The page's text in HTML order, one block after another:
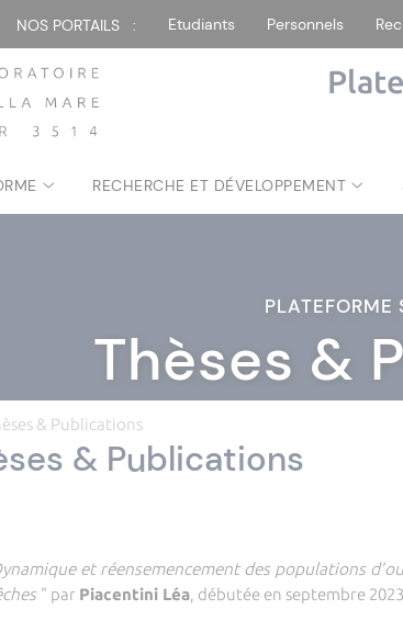
NOS PORTAILS : Etudiants Personnels
RECHERCHE ET DÉVELOPPEMENT
PLATEFORME
Thèses &
& Publications
& Publications
et réensemencement des populations
" par Piacentini Léa, débutée en septembre 2023